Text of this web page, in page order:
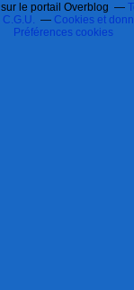
sur le portail Overblog
C.G.U.
Cookies et
Préférences cookies